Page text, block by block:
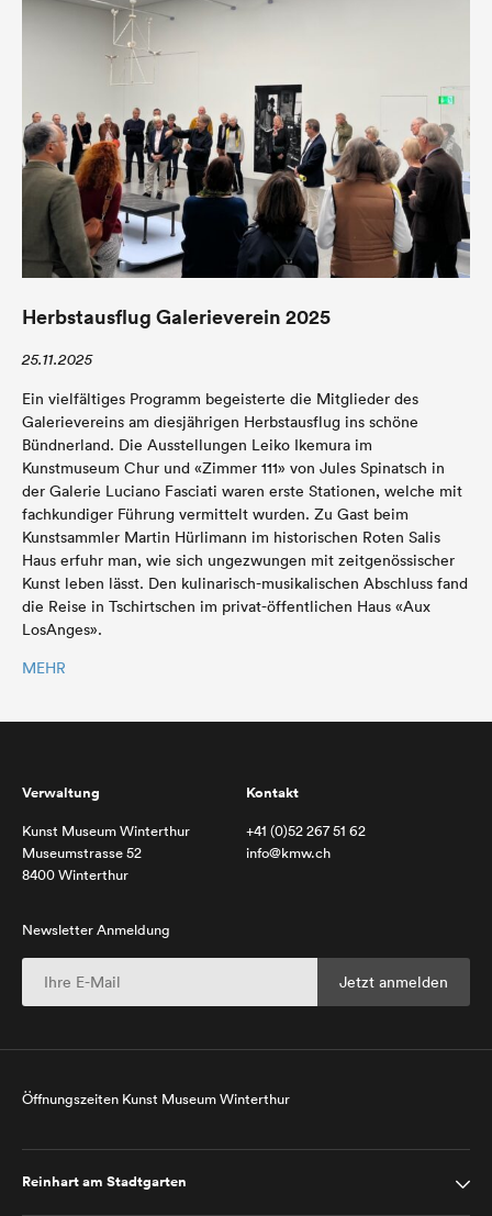
Herbstausflug Galerieverein 2025
25.11.2025
Ein vielfältiges Programm begeisterte die Mitglieder des
Galerievereins am diesjährigen Herbstausflug ins schöne
Bündnerland. Die Ausstellungen Leiko Ikemura im
Kunstmuseum Chur und «Zimmer 111» von Jules Spinatsch in
der Galerie Luciano Fasciati waren erste Stationen, welche mit
fachkundiger Führung vermittelt wurden. Zu Gast beim
Kunstsammler Martin Hürlimann im historischen Roten Salis
Haus erfuhr man, wie sich ungezwungen mit zeitgenössischer
Kunst leben lässt. Den kulinarisch-musikalischen Abschluss fand
die Reise in Tschirtschen im privat-öffentlichen Haus «Aux
LosAnges».
MEHR
Verwaltung
Kunst Museum Winterthur
Museumstrasse 52
8400 Winterthur
Kontakt
+41 (0)52 267 51 62
info@kmw.ch
Newsletter Anmeldung
Öffnungszeiten Kunst Museum Winterthur
Reinhart am Stadtgarten